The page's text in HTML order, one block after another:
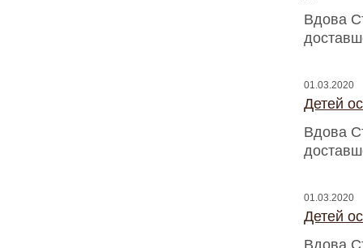
Вдова
01.03.2020
Детей
Вдова
01.03.2020
Детей
Вдова